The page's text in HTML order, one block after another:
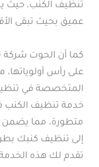
تنظيف الكنب، حيث
عميق بحيث تبقى
كما أن الحوت
على رأس
المتخصصة في
خدمة تنظيف الكنب
متطورة، مما يضمن
إلى تنظيف كنبك
تقدم لك هذه